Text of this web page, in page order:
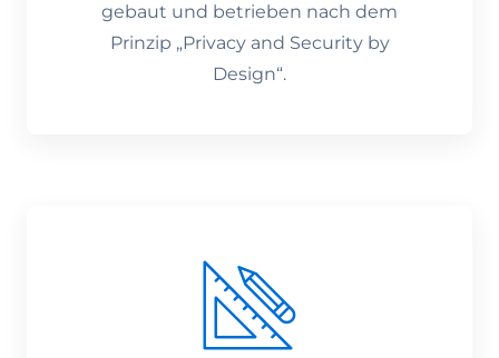
gebaut und betrieben nach dem
Prinzip „Privacy and Security by
Design“.